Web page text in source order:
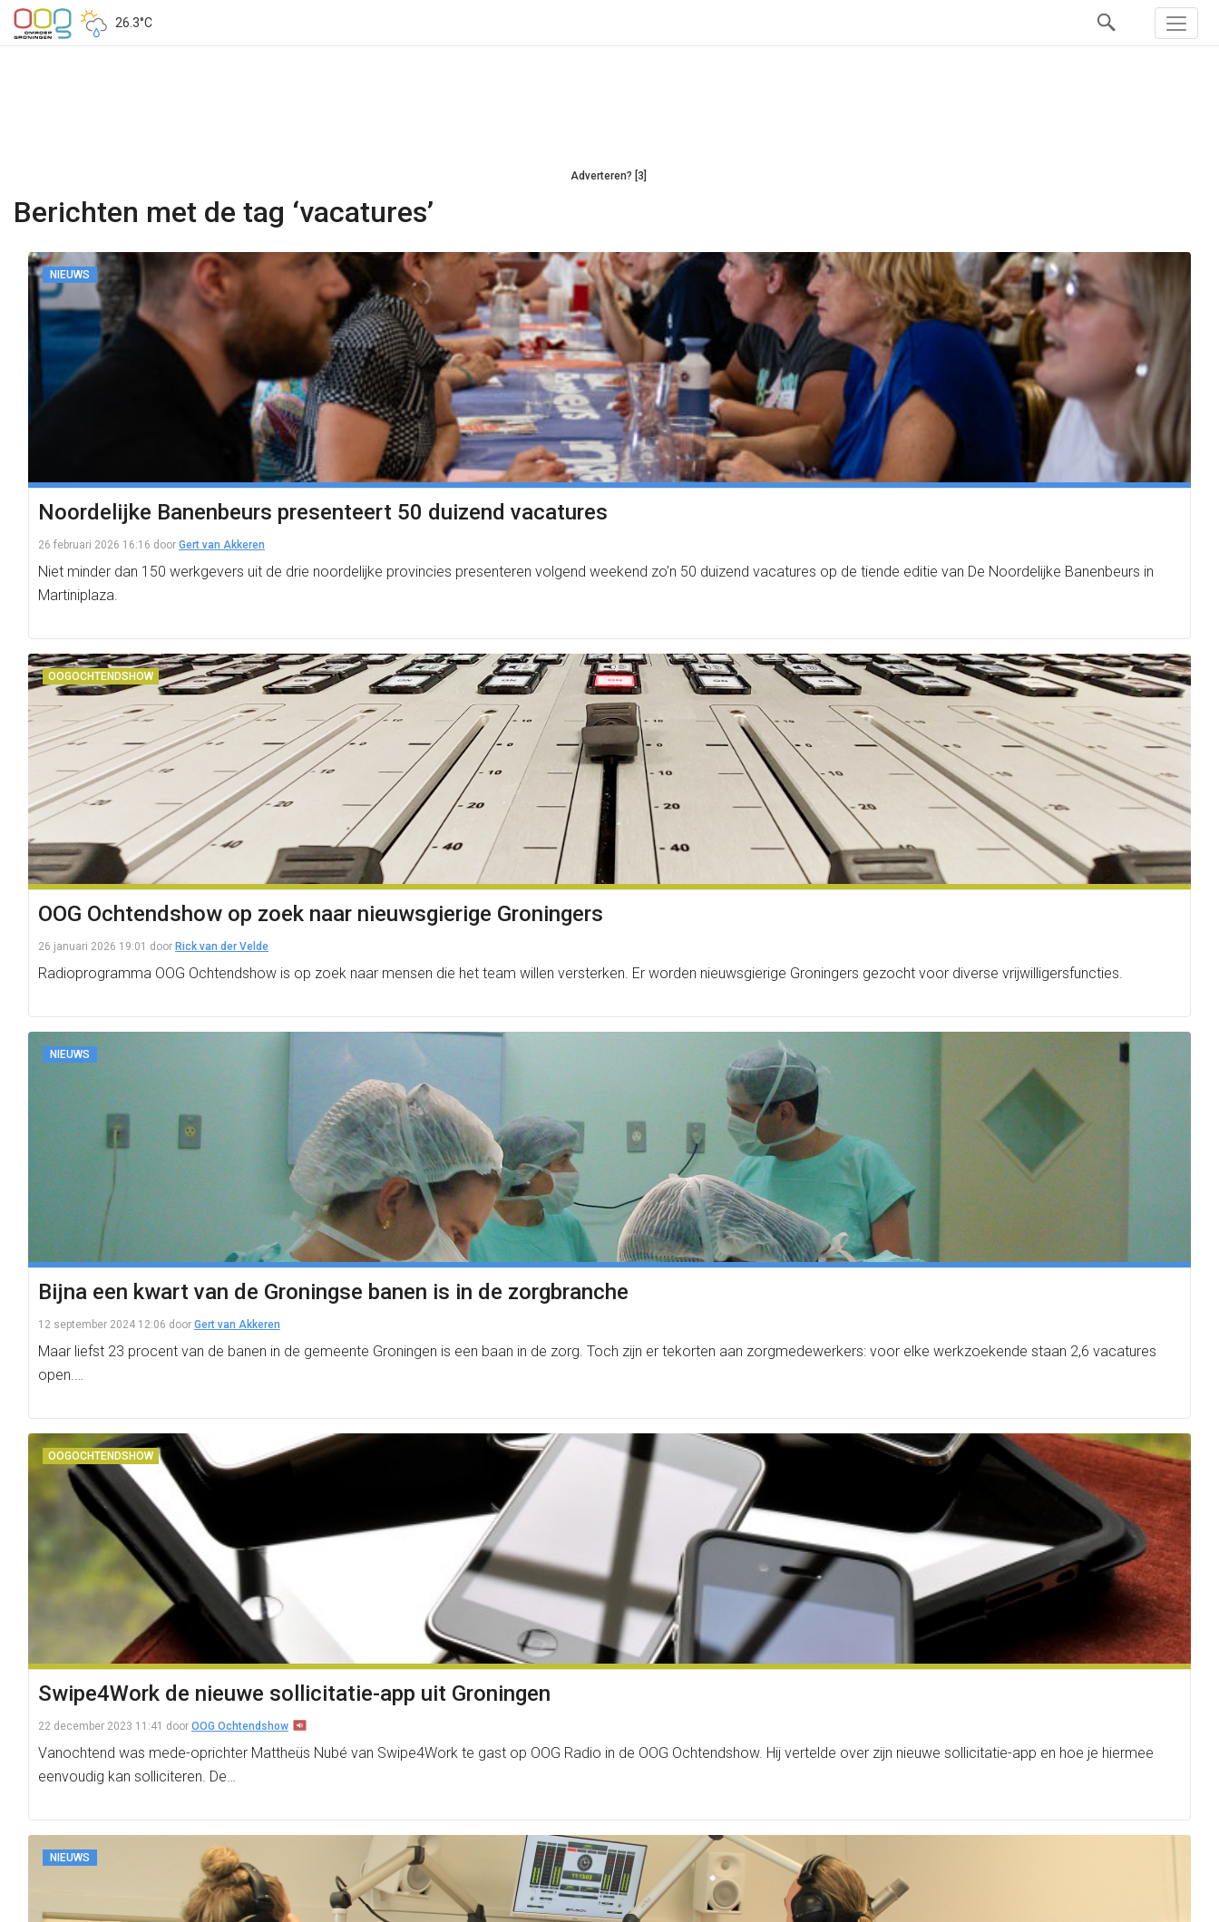
26.3°C
Adverteren? [3]
Berichten met de tag ‘vacatures’
NIEUWS
Noordelijke Banenbeurs presenteert 50 duizend vacatures
26 februari 2026 16:16 door Gert van Akkeren
Niet minder dan 150 werkgevers uit de drie noordelijke provincies presenteren volgend weekend zo’n 50 duizend vacatures op de tiende editie van De Noordelijke Banenbeurs in
Martiniplaza.
OOGOCHTENDSHOW
OOG Ochtendshow op zoek naar nieuwsgierige Groningers
26 januari 2026 19:01 door Rick van der Velde
Radioprogramma OOG Ochtendshow is op zoek naar mensen die het team willen versterken. Er worden nieuwsgierige Groningers gezocht voor diverse vrijwilligersfuncties.
NIEUWS
Bijna een kwart van de Groningse banen is in de zorgbranche
12 september 2024 12:06 door Gert van Akkeren
Maar liefst 23 procent van de banen in de gemeente Groningen is een baan in de zorg. Toch zijn er tekorten aan zorgmedewerkers: voor elke werkzoekende staan 2,6 vacatures
open.…
OOGOCHTENDSHOW
Swipe4Work de nieuwe sollicitatie-app uit Groningen
22 december 2023 11:41 door OOG Ochtendshow
Vanochtend was mede-oprichter Mattheüs Nubé van Swipe4Work te gast op OOG Radio in de OOG Ochtendshow. Hij vertelde over zijn nieuwe sollicitatie-app en hoe je hiermee
eenvoudig kan solliciteren. De…
NIEUWS